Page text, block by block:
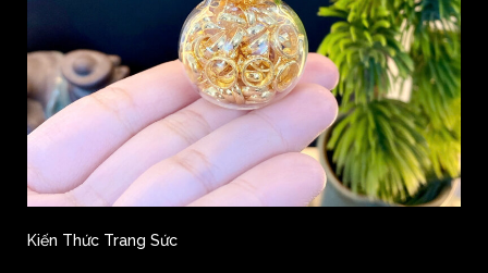
Kiến Thức Trang Sức